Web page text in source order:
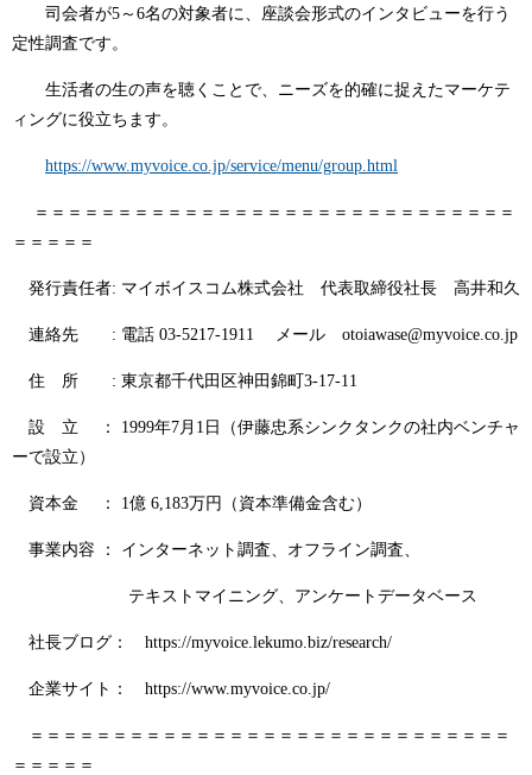
司会者が5～6名の対象者に、座談会形式のインタビューを行う
定性調査です。
生活者の生の声を聴くことで、ニーズを的確に捉えたマーケテ
ィングに役立ちます。
https://www.myvoice.co.jp/service/menu/group.html
＝＝＝＝＝＝＝＝＝＝＝＝＝＝＝＝＝＝＝＝＝＝＝＝＝＝＝＝＝
＝＝＝＝＝
発行責任者: マイボイスコム株式会社 代表取締役社長 高井和久
連絡先 : 電話 03-5217-1911 メール otoiawase@myvoice.co.jp
住 所 : 東京都千代田区神田錦町3-17-11
設 立 ： 1999年7月1日（伊藤忠系シンクタンクの社内ベンチャ
ーで設立）
資本金 ： 1億 6,183万円（資本準備金含む）
事業内容 ： インターネット調査、オフライン調査、
テキストマイニング、アンケートデータベース
社長ブログ： https://myvoice.lekumo.biz/research/
企業サイト： https://www.myvoice.co.jp/
＝＝＝＝＝＝＝＝＝＝＝＝＝＝＝＝＝＝＝＝＝＝＝＝＝＝＝＝＝
＝＝＝＝＝